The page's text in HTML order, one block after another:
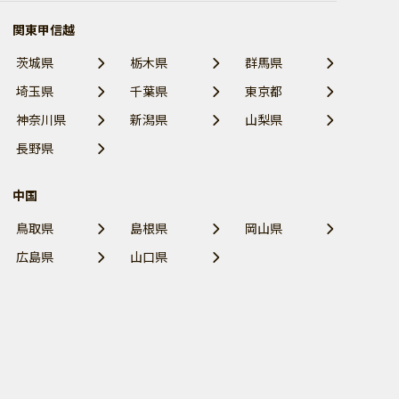
関東甲信越
茨城県
栃木県
群馬県
埼玉県
千葉県
東京都
神奈川県
新潟県
山梨県
長野県
中国
鳥取県
島根県
岡山県
広島県
山口県